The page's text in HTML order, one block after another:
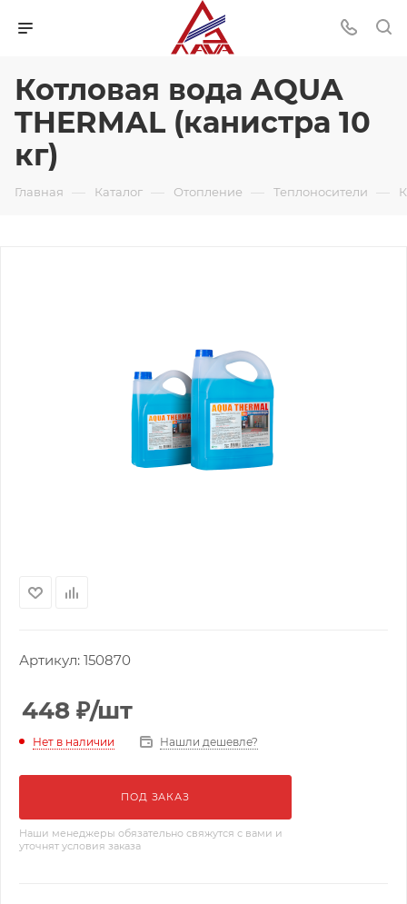
Котловая вода AQUA
THERMAL (канистра 10
кг)
Главная — Каталог — Отопление — Теплоносители —
Артикул: 150870
448 ₽/шт
Нет в наличии Нашли дешевле?
ПОД ЗАКАЗ
Наши менеджеры обязательно свяжутся с вами и
уточнят условия заказа